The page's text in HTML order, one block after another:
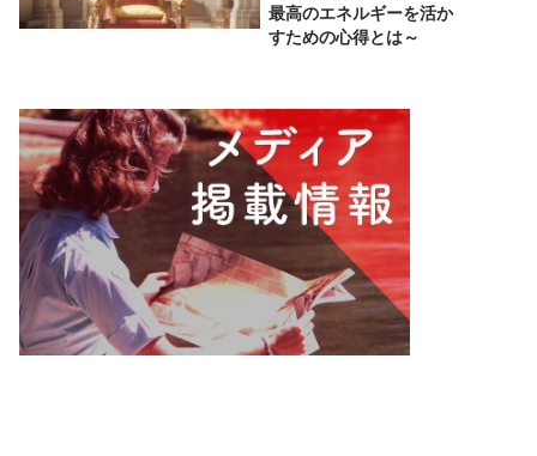
最高のエネルギーを活か
すための心得とは～